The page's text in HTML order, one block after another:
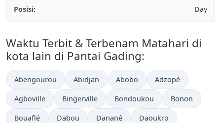
Posisi:
Day
Waktu Terbit & Terbenam Matahari di
kota lain di Pantai Gading:
Abengourou Abidjan Abobo Adzopé
Agboville Bingerville Bondoukou Bonon
Bouaflé Dabou Danané Daoukro